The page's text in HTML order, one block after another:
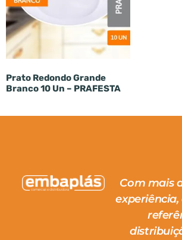
Prato Redondo Grande
Branco 10 Un – PRAFESTA
Com mais